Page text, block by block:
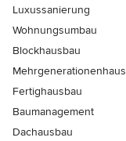
Luxussanierung
Wohnungsumbau
Blockhausbau
Mehrgenerationenhaus
Fertighausbau
Baumanagement
Dachausbau